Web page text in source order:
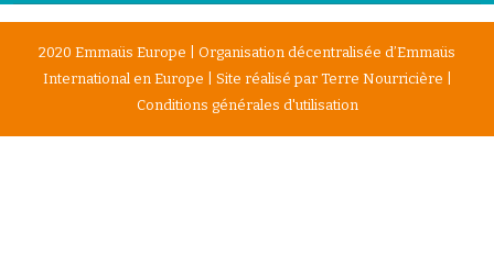
2020 Emmaüs Europe | Organisation décentralisée d’Emmaüs
International en Europe | Site réalisé par Terre Nourricière
Conditions générales d'utilisation